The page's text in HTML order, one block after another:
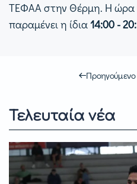
ΤΕΦΑΑ στην Θέρμη. Η
παραμένει η ίδια14:00 -
Προηγούμενο
Τελευταία νέα